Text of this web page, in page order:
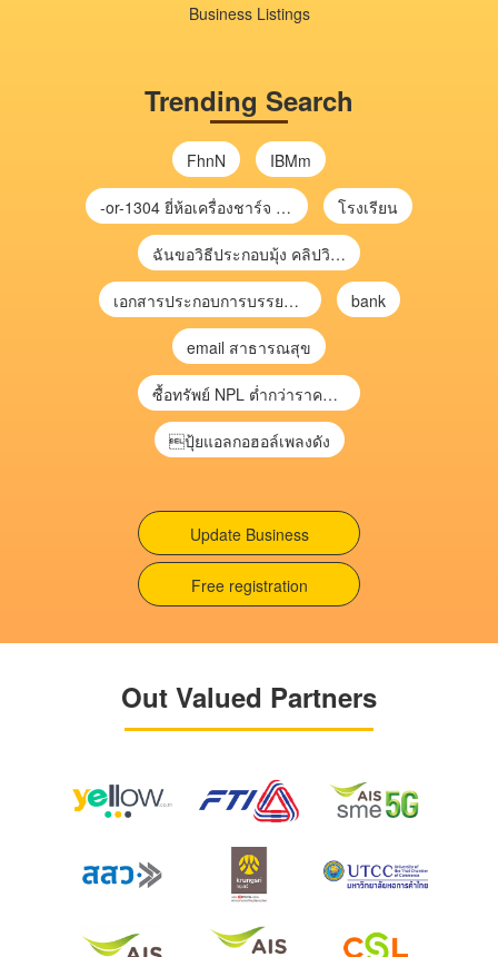
Business Listings
Trending Search
FhnN IBMm
-or-1304 ยี่ห้อเครื่องชาร์จ chargecore โรงเรียน
ฉันขอวิธีประกอบมุ้ง คลิปวิดีโอ การประกอบมุ้ง
เอกสารประกอบการบรรยาย การประเมินความเสี่ยงเพื่อวางแผนการตรวจสอบ \ bank
email สาธารณสุข
ซื้อทรัพย์ NPL ต่ำกว่าราคาตลาด 30-70% แบบไม่ต้องไปประมูล”
ปุ้ยแอลกอฮอล์เพลงดัง
Update Business
Free registration
Out Valued Partners